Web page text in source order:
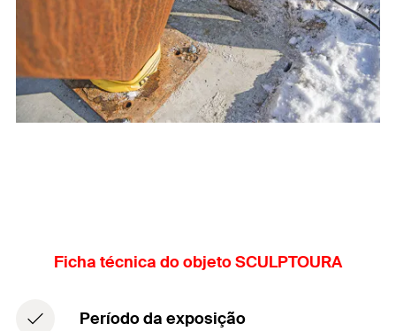
Ficha técnica do objeto SCULPTOURA
Período da exposição